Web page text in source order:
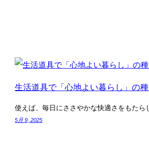
生活道具で「心地よい暮らし」の種
使えば、毎日にささやかな快適さをもた
5月 9, 2025